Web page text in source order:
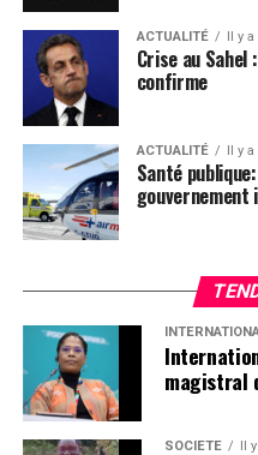
ACTUALITÉ Il y
Crise au
confirme
ACTUALITÉ Il y
Santé
gouvernement
magistral
SOCIETE Il